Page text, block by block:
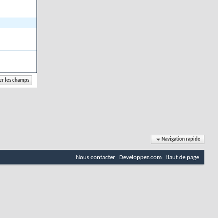
Navigation rapide
Nous contacter Developpez.com Haut de page